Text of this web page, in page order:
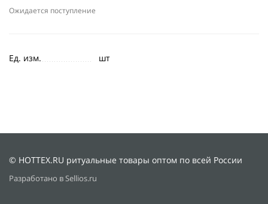
Ожидается поступление
Ед. изм. шт
© HOTTEX.RU ритуальные товары оптом по всей России
Разработано в Sellios.ru